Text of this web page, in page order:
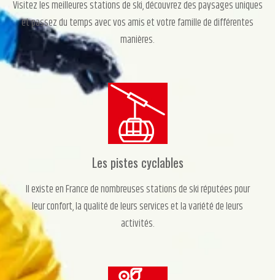
Visitez les meilleures stations de ski, découvrez des paysages uniques
et passez du temps avec vos amis et votre famille de différentes
manières.
Les pistes cyclables
Il existe en France de nombreuses stations de ski réputées pour
leur confort, la qualité de leurs services et la variété de leurs
activités.